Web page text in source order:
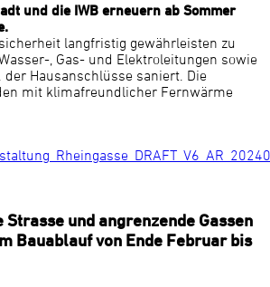
und die IWB erneuern ab Sommer
langfristig gewährleisten zu
, Gas- und Elektroleitungen sowie
Hausanschlüsse saniert. Die
mit klimafreundlicher Fernwärme
und angrenzende Gassen
Bauablauf von Ende Februar bis